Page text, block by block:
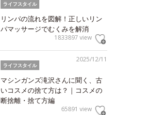
ライフスタイル
リンパの流れを図解！正しいリン
パマッサージでむくみを解消
1833897 view
2025/12/11
ライフスタイル
マシンガンズ滝沢さんに聞く、古
いコスメの捨て方は？｜コスメの
断捨離・捨て方編
65891 view